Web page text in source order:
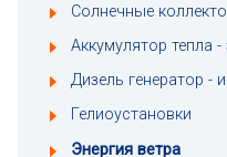
Солнечные
Аккумулятор тепла -
Дизель генератор -
Гелиоустановки
Энергия ветра